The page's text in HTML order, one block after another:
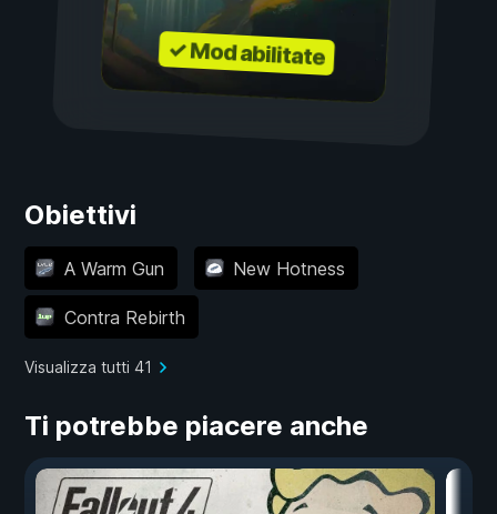
✓ Mod abilitate
Obiettivi
A Warm Gun New Hotness
Contra Rebirth
Visualizza tutti 41
Ti potrebbe piacere anche